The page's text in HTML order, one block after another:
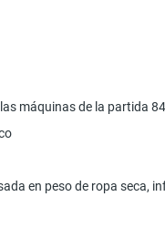
máquinas de la partida
en peso de ropa seca,